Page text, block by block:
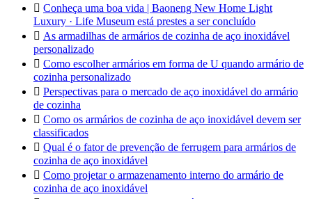
 Conheça uma boa vida | Baoneng New Home Light
Luxury · Life Museum está prestes a ser concluído
 As armadilhas de armários de cozinha de aço inoxidável
personalizado
 Como escolher armários em forma de U quando armário de
cozinha personalizado
 Perspectivas para o mercado de aço inoxidável do armário
de cozinha
 Como os armários de cozinha de aço inoxidável devem ser
classificados
 Qual é o fator de prevenção de ferrugem para armários de
cozinha de aço inoxidável
 Como projetar o armazenamento interno do armário de
cozinha de aço inoxidável